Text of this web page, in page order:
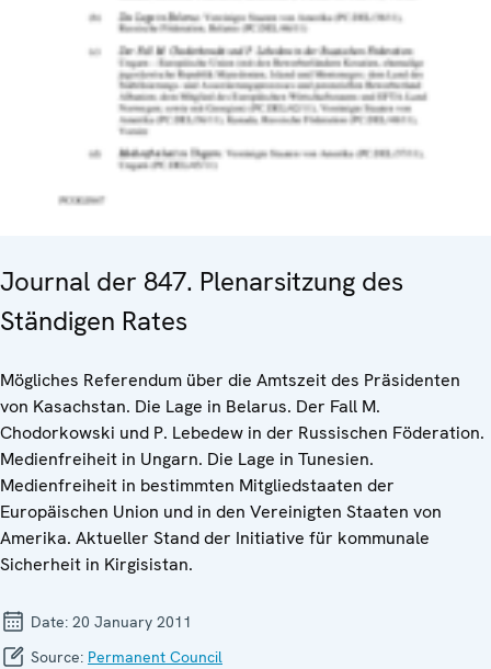
Journal der 847. Plenarsitzung des
Ständigen Rates
Mögliches Referendum über die Amtszeit des Präsidenten
von Kasachstan. Die Lage in Belarus. Der Fall M.
Chodorkowski und P. Lebedew in der Russischen Föderation.
Medienfreiheit in Ungarn. Die Lage in Tunesien.
Medienfreiheit in bestimmten Mitgliedstaaten der
Europäischen Union und in den Vereinigten Staaten von
Amerika. Aktueller Stand der Initiative für kommunale
Sicherheit in Kirgisistan.
Date: 20 January 2011
Source: Permanent Council